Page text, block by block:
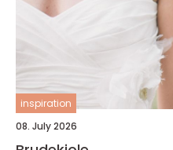
inspiration
08. July 2026